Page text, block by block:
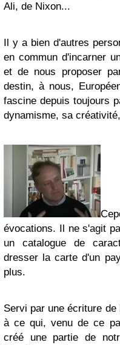
Ali, de Nixon...
Il y a bien d'autres
en commun d'incarner
et de nous proposer
destin, à nous,
fascine depuis toujours
dynamisme, sa
évocations. Il ne s'agit
un catalogue de
dresser la carte d'un
plus.
Servi par une écriture
à ce qui, venu de ce
créé une partie de